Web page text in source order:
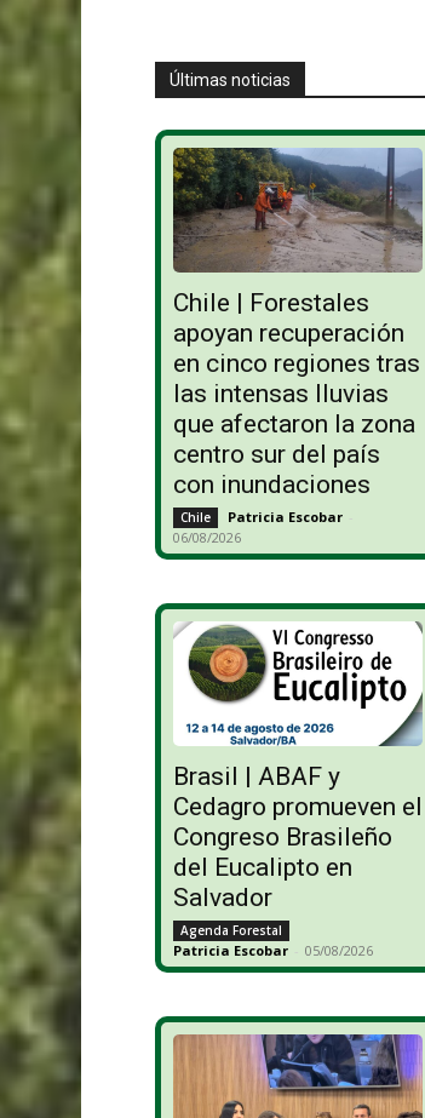
Últimas noticias
Chile | Forestales
apoyan recuperación
en cinco regiones tras
las intensas lluvias
que afectaron la zona
centro sur del país
con inundaciones
Chile Patricia Escobar -
06/08/2026
Brasil | ABAF y
Cedagro promueven el
Congreso Brasileño
del Eucalipto en
Salvador
Agenda Forestal
Patricia Escobar - 05/08/2026